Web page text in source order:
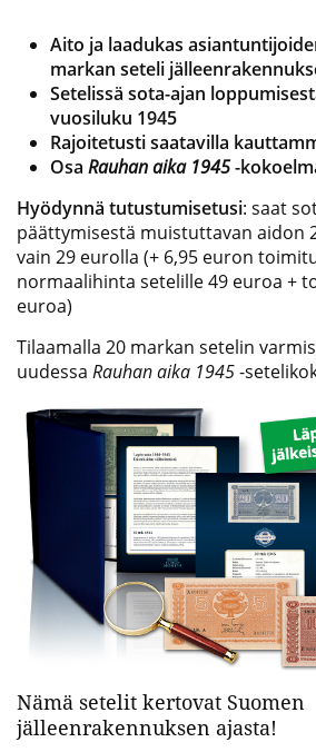
Aito ja laadukas
markan seteli
Setelissä sota-ajan
vuosiluku 1945
Rajoitetusti saatavilla
Osa Rauhan aika 1945-
Hyödynnä tutustumisetusi: saat
päättymisestä muistuttavan aidon
vain 29 eurolla (+ 6,95 euron
normaalihinta setelille 49 euroa +
euroa)
Tilaamalla 20 markan setelin
uudessa Rauhan aika 1945-
Nämä setelit kertovat Suomen
jälleenrakennuksen ajasta!